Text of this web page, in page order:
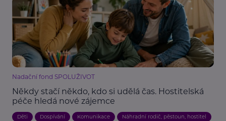
Nadační fond SPOLUŽIVOT
Někdy stačí někdo, kdo si udělá čas. Hostitelská
péče hledá nové zájemce
Děti Dospívání Komunikace Náhradní rodič, pěstoun, hostitel